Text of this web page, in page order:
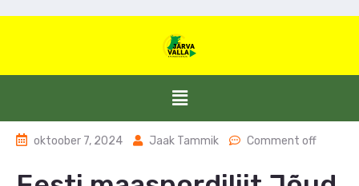
oktoober 7, 2024 Jaak Tammik Comment off